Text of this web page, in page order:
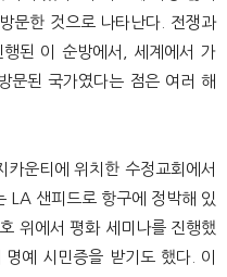
문한 것으로 나타난다. 전쟁과
된 이 순방에서, 세계에서 가
문된 국가였다는 점은 여러 해
운티에 위치한 수정교회에서
LA 샌피드로 항구에 정박해 있
위에서 평화 세미나를 진행했
예 시민증을 받기도 했다. 이